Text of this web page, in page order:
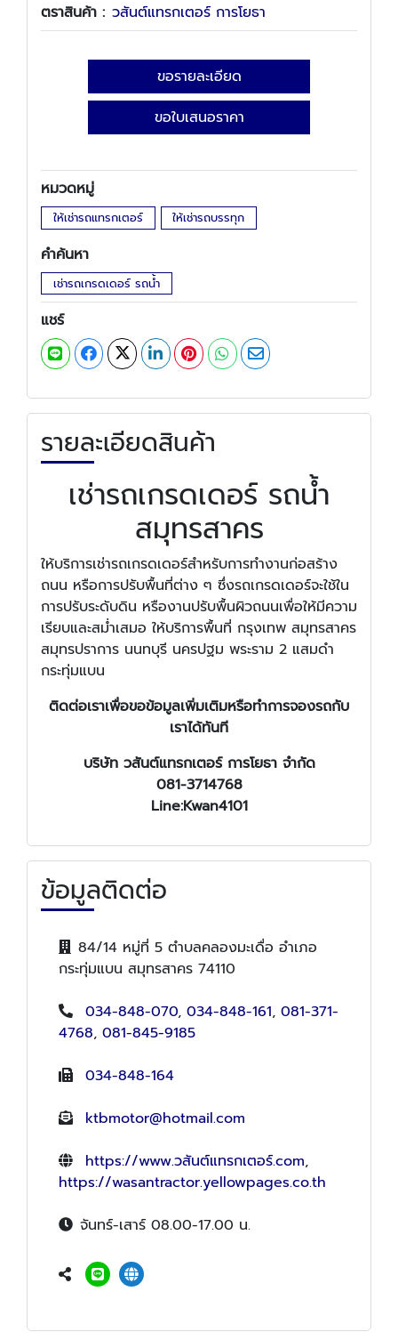
ตราสินค้า : วสันต์แทรกเตอร์ การโยธา
ขอรายละเอียด
ขอใบเสนอราคา
หมวดหมู่
ให้เช่ารถแทรกเตอร์ ให้เช่ารถบรรทุก
คำค้นหา
เช่ารถเกรดเดอร์ รถน้ำ
แชร์
รายละเอียดสินค้า
เช่ารถเกรดเดอร์ รถน้ำ
สมุทรสาคร
ให้บริการเช่ารถเกรดเดอร์สำหรับการทำงานก่อสร้าง
ถนน หรือการปรับพื้นที่ต่าง ๆ ซึ่งรถเกรดเดอร์จะใช้ใน
การปรับระดับดิน หรืองานปรับพื้นผิวถนนเพื่อให้มีความ
เรียบและสม่ำเสมอ ให้บริการพื้นที่ กรุงเทพ สมุทรสาคร
สมุทรปราการ นนทบุรี นครปฐม พระราม 2 แสมดำ
กระทุ่มแบน
ติดต่อเราเพื่อขอข้อมูลเพิ่มเติมหรือทำการจองรถกับ
เราได้ทันที
บริษัท วสันต์แทรกเตอร์ การโยธา จำกัด
081-3714768
Line:Kwan4101
ข้อมูลติดต่อ
84/14 หมู่ที่ 5 ตำบลคลองมะเดื่อ อำเภอ
กระทุ่มแบน สมุทรสาคร 74110
034-848-070, 034-848-161, 081-371-
4768, 081-845-9185
034-848-164
ktbmotor@hotmail.com
https://www.วสันต์แทรกเตอร์.com,
https://wasantractor.yellowpages.co.th
จันทร์-เสาร์ 08.00-17.00 น.